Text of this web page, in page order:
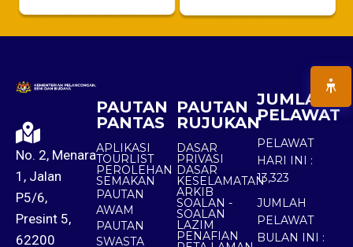
No. 2, Menara
1, Jalan
P5/6,
Presint 5,
62200
PAUTAN
PANTAS
APLIKASI
TOURLIST
PEROLEHAN
SEMAKAN
PAUTAN
AWAM
PAUTAN
SWASTA
PAUTAN
RUJUKAN
DASAR
PRIVASI
DASAR
KESELAMATAN
ARKIB
SOALAN -
SOALAN
LAZIM
PENAFIAN
JUMLAH
PELAWAT
PELAWAT
HARI INI :
13,323
JUMLAH
PELAWAT
BULAN INI :